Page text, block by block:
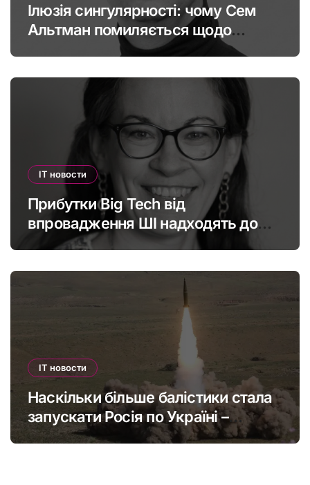
Ілюзія сингулярності: чому Сем
Альтман помиляється щодо
штучного інтелекту
IT новости
Прибутки Big Tech від
впровадження ШІ надходять до
офшорів: як змінити глобальну
IT новости
Наскільки більше балістики стала
запускати Росія по Україні –
інфографіка